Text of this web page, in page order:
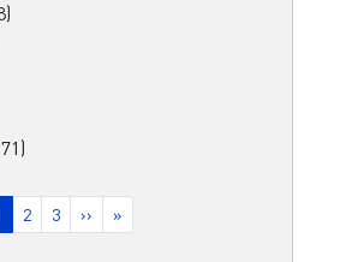
courante
Page
2 Page
3 Page suivante
›› Dernière page
»